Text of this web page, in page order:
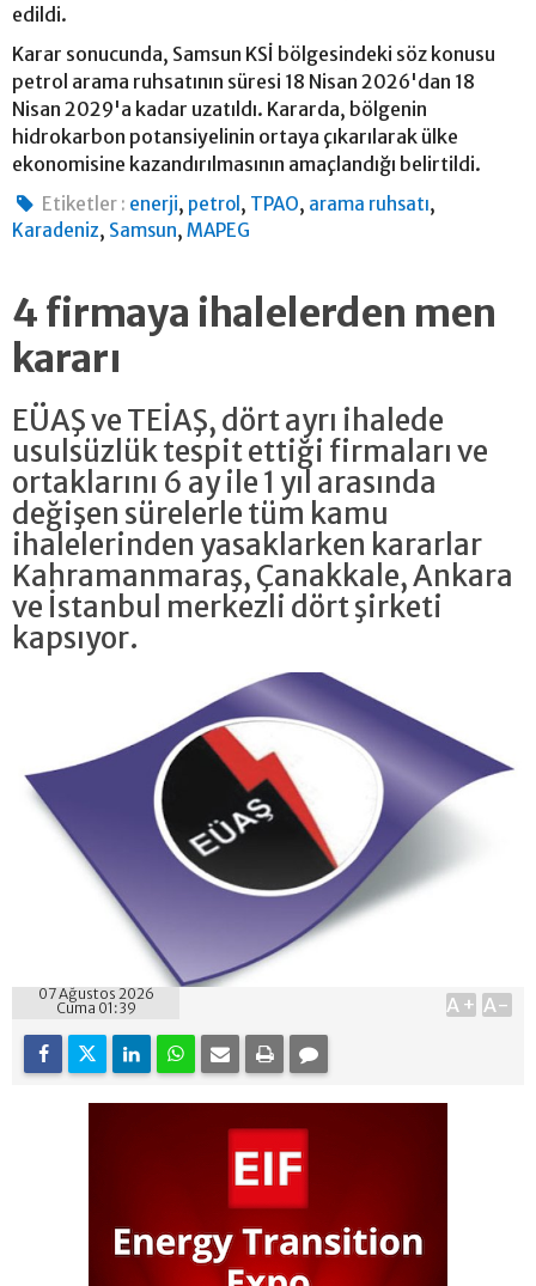
edildi.
Karar sonucunda, Samsun KSİ bölgesindeki söz konusu
petrol arama ruhsatının süresi 18 Nisan 2026'dan 18
Nisan 2029'a kadar uzatıldı. Kararda, bölgenin
hidrokarbon potansiyelinin ortaya çıkarılarak ülke
ekonomisine kazandırılmasının amaçlandığı belirtildi.
Etiketler : enerji, petrol , TPAO, arama ruhsatı,
Karadeniz, Samsun, MAPEG
4 firmaya ihalelerden men
kararı
EÜAŞ ve TEİAŞ, dört ayrı ihalede
usulsüzlük tespit ettiği firmaları ve
ortaklarını 6 ay ile 1 yıl arasında
değişen sürelerle tüm kamu
ihalelerinden yasaklarken kararlar
Kahramanmaraş, Çanakkale, Ankara
ve İstanbul merkezli dört şirketi
kapsıyor.
07 Ağustos 2026
Cuma 01:39
A+ A-